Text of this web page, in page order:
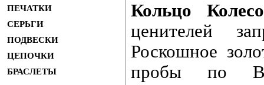
ПЕЧАТКИ
СЕРЬГИ
ПОДВЕСКИ
ЦЕПОЧКИ
БРАСЛЕТЫ
Кольцо Колесо
ценителей
Роскошное
пробы по